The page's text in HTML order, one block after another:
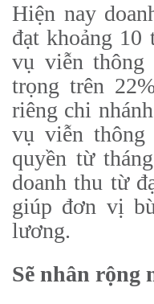
Hiện nay
đạt khoảng 10
vụ viễn thông
trọng trên
riêng chi
vụ viễn
quyền từ
doanh thu từ
giúp đơn vị
lương.
Sẽ nhân rộng